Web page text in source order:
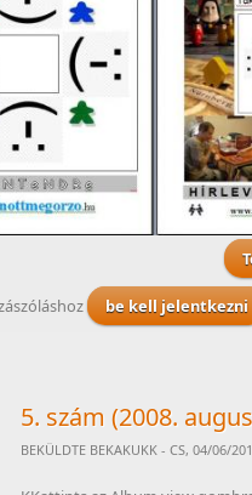
be kell jelentkezni
5. szám (2008.
BEKÜLDTE BEKAKUKK - CS, 04/06/